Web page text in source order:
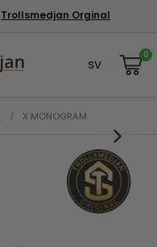
Trollsmedjan Orginal
SV
0
X MONOGRAM